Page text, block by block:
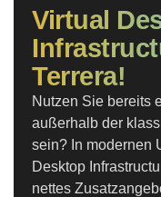
Virtual
Terrera!
Nutzen Sie bereits
außerhalb der
sein? In modernen
Desktop
nettes